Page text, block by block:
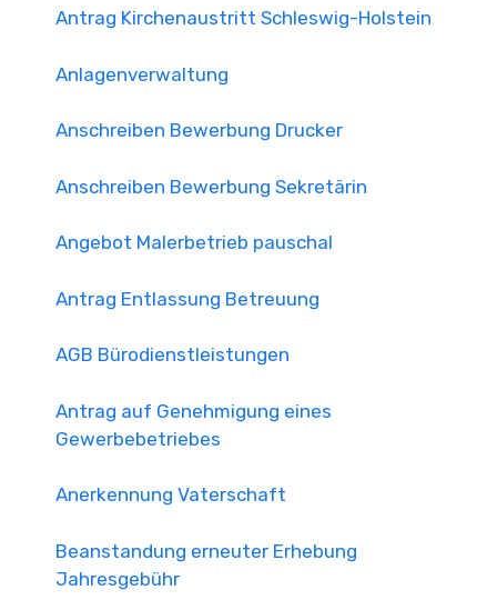
Antrag Kirchenaustritt Schleswig-Holstein
Anlagenverwaltung
Anschreiben Bewerbung Drucker
Anschreiben Bewerbung Sekretärin
Angebot Malerbetrieb pauschal
Antrag Entlassung Betreuung
AGB Bürodienstleistungen
Antrag auf Genehmigung eines
Gewerbebetriebes
Anerkennung Vaterschaft
Beanstandung erneuter Erhebung
Jahresgebühr